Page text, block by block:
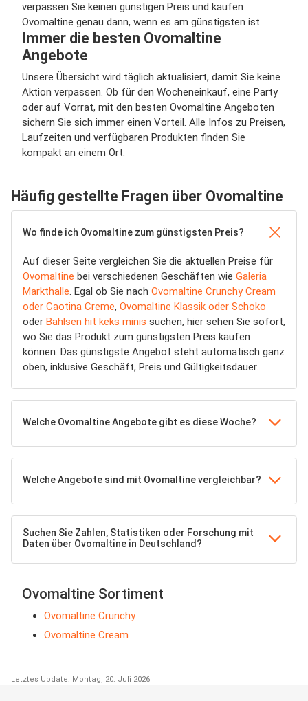
verpassen Sie keinen günstigen Preis und kaufen
Ovomaltine genau dann, wenn es am günstigsten ist.
Immer die besten Ovomaltine
Angebote
Unsere Übersicht wird täglich aktualisiert, damit Sie keine
Aktion verpassen. Ob für den Wocheneinkauf, eine Party
oder auf Vorrat, mit den besten Ovomaltine Angeboten
sichern Sie sich immer einen Vorteil. Alle Infos zu Preisen,
Laufzeiten und verfügbaren Produkten finden Sie
kompakt an einem Ort.
Häufig gestellte Fragen über Ovomaltine
Wo finde ich Ovomaltine zum günstigsten Preis?
Auf dieser Seite vergleichen Sie die aktuellen Preise für
Ovomaltine bei verschiedenen Geschäften wie Galeria
Markthalle. Egal ob Sie nach Ovomaltine Crunchy Cream
oder Caotina Creme, Ovomaltine Klassik oder Schoko
oder Bahlsen hit keks minis suchen, hier sehen Sie sofort,
wo Sie das Produkt zum günstigsten Preis kaufen
können. Das günstigste Angebot steht automatisch ganz
oben, inklusive Geschäft, Preis und Gültigkeitsdauer.
Welche Ovomaltine Angebote gibt es diese Woche?
Welche Angebote sind mit Ovomaltine vergleichbar?
Suchen Sie Zahlen, Statistiken oder Forschung mit
Daten über Ovomaltine in Deutschland?
Ovomaltine Sortiment
Ovomaltine Crunchy
Ovomaltine Cream
Letztes Update: Montag, 20. Juli 2026